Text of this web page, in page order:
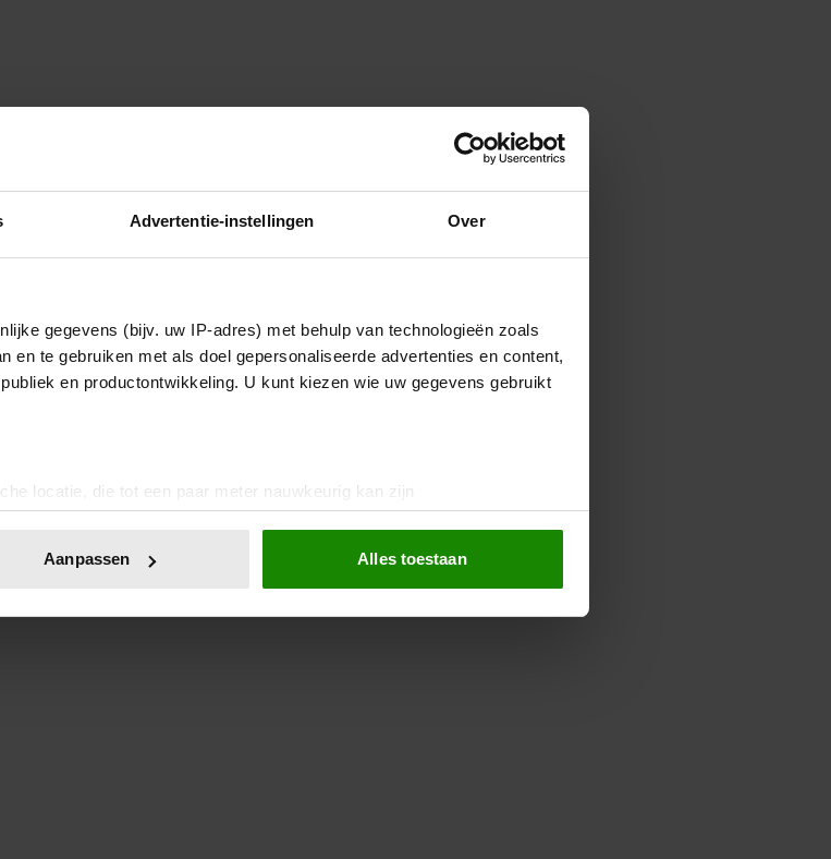
Advertentie-instellingen Over
gegevens (bijv. uw IP-adres) met behulp van technologieën zoals
en te gebruiken met als doel gepersonaliseerde advertenties en content,
en productontwikkeling. U kunt kiezen wie uw gegevens gebruikt
locatie, die tot een paar meter nauwkeurig kan zijn
scannen op specifieke eigenschappen (fingerprinting)
in de Cookieverklaring.
te personaliseren, om functies voor social media te bieden en om ons
over uw gebruik van onze site met onze partners voor social
deze gegevens combineren met andere informatie die u aan ze heeft
Aanpassen Alles toestaan